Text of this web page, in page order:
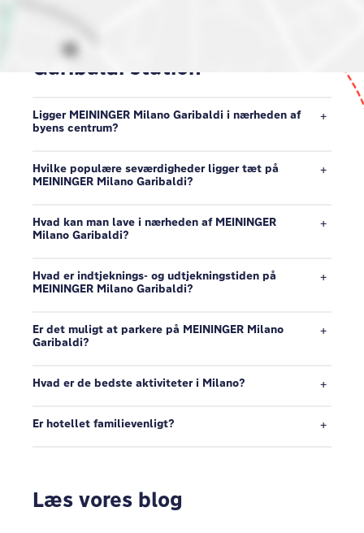
Oplev vores kvarter I Milano
Garibaldi station
Ligger MEININGER Milano Garibaldi i nærheden af
byens centrum?
Hvilke populære seværdigheder ligger tæt på
MEININGER Milano Garibaldi?
Hvad kan man lave i nærheden af MEININGER
Milano Garibaldi?
Hvad er indtjeknings- og udtjekningstiden på
MEININGER Milano Garibaldi?
Er det muligt at parkere på MEININGER Milano
Garibaldi?
Hvad er de bedste aktiviteter i Milano?
Er hotellet familievenligt?
Læs vores blog